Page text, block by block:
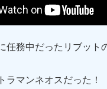
任務中だったリブット
ラマンネオスだった！